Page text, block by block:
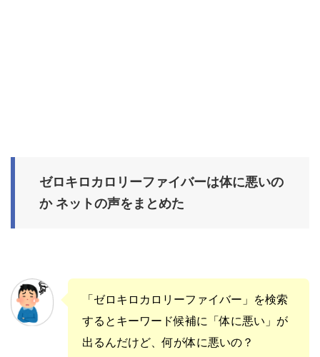
ゼロキロカロリーファイバーは体に悪いの
か ネットの声をまとめた
「ゼロキロカロリーファイバー」を検索
するとキーワード候補に「体に悪い」が
出るんだけど、何が体に悪いの？